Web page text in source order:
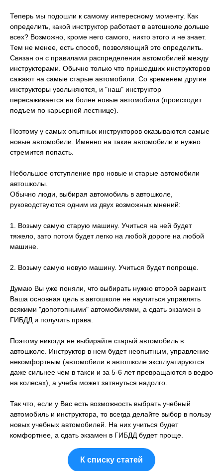
Теперь мы подошли к самому интересному моменту. Как
определить, какой инструктор работает в автошколе дольше
всех? Возможно, кроме него самого, никто этого и не знает.
Тем не менее, есть способ, позволяющий это определить.
Связан он с правилами распределения автомобилей между
инструкторами. Обычно только что пришедших инструкторов
сажают на самые старые автомобили. Со временем другие
инструкторы увольняются, и "наш" инструктор
пересаживается на более новые автомобили (происходит
подъем по карьерной лестнице).
Поэтому у самых опытных инструкторов оказываются самые
новые автомобили. Именно на такие автомобили и нужно
стремится попасть.
Небольшое отступление про новые и старые автомобили
автошколы.
Обычно люди, выбирая автомобиль в автошколе,
руководствуются одним из двух возможных мнений:
1. Возьму самую старую машину. Учиться на ней будет
тяжело, зато потом будет легко на любой дороге на любой
машине.
2. Возьму самую новую машину. Учиться будет попроще.
Думаю Вы уже поняли, что выбирать нужно второй вариант.
Ваша основная цель в автошколе не научиться управлять
всякими "допотопными" автомобилями, а сдать экзамен в
ГИБДД и получить права.
Поэтому никогда не выбирайте старый автомобиль в
автошколе. Инструктор в нем будет неопытным, управление
некомфортным (автомобили в автошколе эксплуатируются
даже сильнее чем в такси и за 5-6 лет превращаются в ведро
на колесах), а учеба может затянуться надолго.
Так что, если у Вас есть возможность выбрать учебный
автомобиль и инструктора, то всегда делайте выбор в пользу
новых учебных автомобилей. На них учиться будет
комфортнее, а сдать экзамен в ГИБДД будет проще.
К списку статей